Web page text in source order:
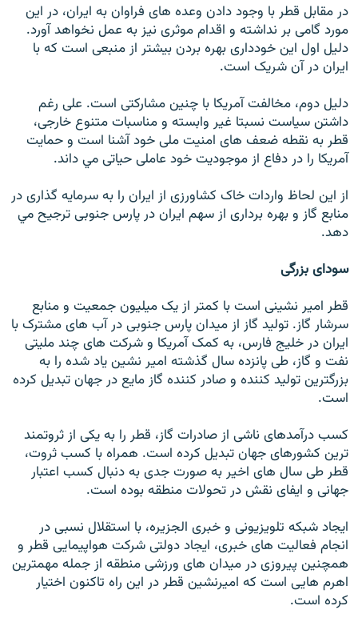
در مقابل قطر با وجود دادن وعده های فراوان به ايران، در اين
مورد گامی بر نداشته و اقدام موثری نيز به عمل نخواهد آورد.
دليل اول اين خودداری بهره بردن بيشتر از منبعی است که با
ايران در آن شريک است.
دليل دوم، مخالفت آمريکا با چنين مشارکتی است. علی رغم
داشتن سياست نسبتا غير وابسته و مناسبات متنوع خارجی،
قطر به نقطه ضعف های امنيت ملی خود آشنا است و حمايت
آمريکا را در دفاع از موجوديت خود عاملی حياتی مي داند.
از اين لحاظ واردات خاک کشاورزی از ايران را به سرمايه گذاری در
منابع گاز و بهره برداری از سهم ايران در پارس جنوبی ترجيح مي
دهد.
سودای بزرگی
قطر امير نشينی است با کمتر از يک ميليون جمعيت و منابع
سرشار گاز. توليد گاز از ميدان پارس جنوبی در آب های مشترک با
ايران در خليج فارس، به کمک آمريکا و شرکت های چند مليتی
نفت و گاز، طی پانزده سال گذشته امير نشين ياد شده را به
بزرگترين توليد کننده و صادر کننده گاز مايع در جهان تبديل کرده
است.
کسب درآمدهای ناشی از صادرات گاز، قطر را به يکی از ثروتمند
ترين کشورهای جهان تبديل کرده است. همراه با کسب ثروت،
قطر طی سال های اخير به صورت جدی به دنبال کسب اعتبار
جهانی و ايفای نقش در تحولات منطقه بوده است.
ايجاد شبکه تلويزيونی و خبری الجزيره، با استقلال نسبی در
انجام فعاليت های خبری، ايجاد دولتی شرکت هواپيمايی قطر و
همچنين پيروزی در ميدان های ورزشی منطقه از جمله مهمترين
اهرم هايی است که اميرنشين قطر در اين راه تاکنون اختيار
کرده است.